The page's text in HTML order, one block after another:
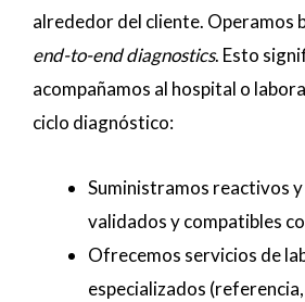
alrededor del cliente. Operamos
end-to-end diagnostics. Esto
acompañamos al hospital o
ciclo diagnóstico:
Suministramos reactivos
validados y compatibles
Ofrecemos servicios de
especializados